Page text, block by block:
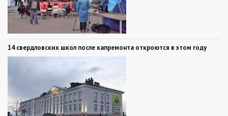
14 свердловских школ после капремонта откроются в этом году